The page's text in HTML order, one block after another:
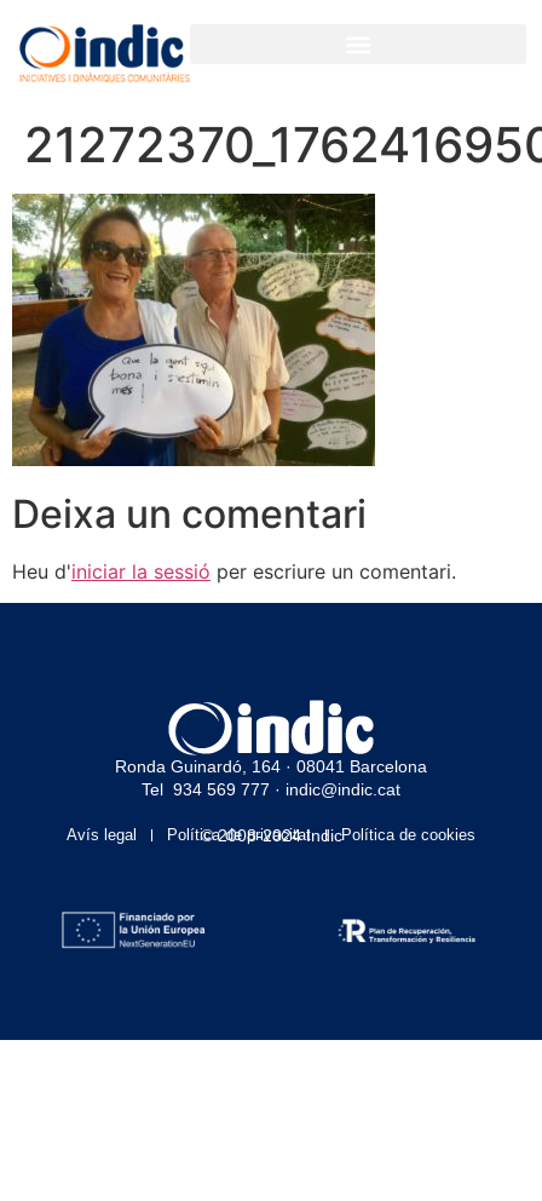
Deixa un comentari
Heu d'iniciar la sessió per escriure un comentari.
Ronda Guinardó, 164 · 08041 Barcelona
Tel 934 569 777 · indic@indic.cat
Avís legal Política de privacitat Política de cookies
© 2008-2024 Indic